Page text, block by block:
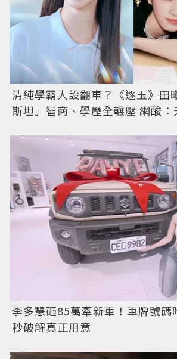
清純學霸人設翻車？《逐玉》田
斯坦」智商、學歷全輾壓 網酸：
李多慧砸85萬牽新車！車牌號
秒破解真正用意